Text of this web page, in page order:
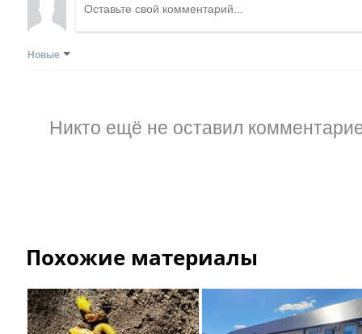
Новые
Никто ещё не оставил
Похожие материалы